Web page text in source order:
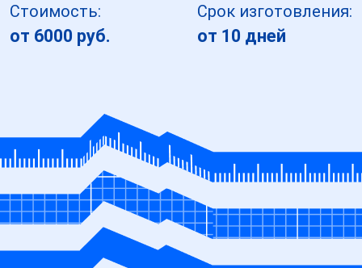
Стоимость:
от 6000 руб.
Срок изготовления:
от 10 дней